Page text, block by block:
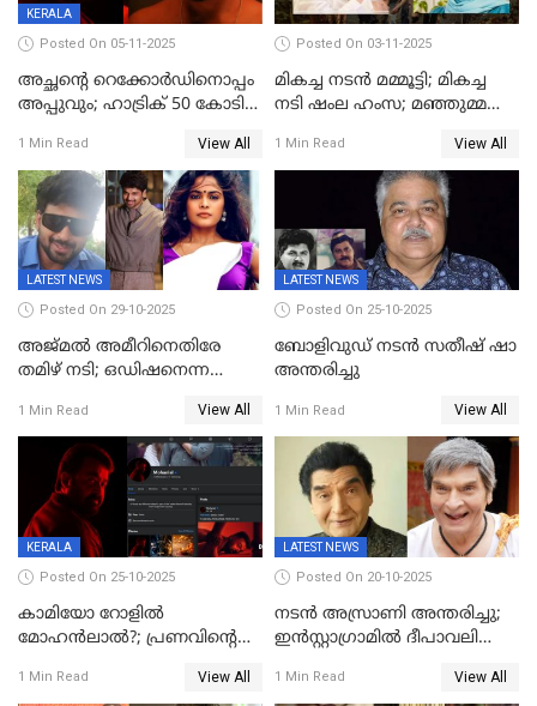
KERALA
Posted On 05-11-2025
അച്ഛന്റെ റെക്കോർഡിനൊപ്പം
അപ്പുവും; ഹാട്രിക് 50 കോടി
മോഹൻലാൽ, 'ഡീയസ്
ഈറേ' കുതിപ്പ്
1 Min Read View All
Posted On 03-11-2025
മികച്ച നടൻ മമ്മൂട്ടി; മികച്ച
നടി ഷംല ഹംസ; മഞ്ഞുമ്മൽ
1 Min Read View All
LATEST NEWS
Posted On 29-10-2025
അജ്മല്‍ അമീറിനെതിരേ
തമിഴ് നടി; ഒഡിഷനെന്ന
വിളിച്ചു, മോശം പെരുമാറ്റം
1 Min Read View All
LATEST NEWS
Posted On 25-10-2025
ബോളിവുഡ് നടൻ സതീഷ് ഷാ
അന്തരിച്ചു
1 Min Read View All
KERALA
Posted On 25-10-2025
കാമിയോ റോളിൽ
മോഹൻലാൽ?; പ്രണവിന്റെ
പിന്നാലെ ഡിപി; ചർച്ചയായി
1 Min Read View All
LATEST NEWS
Posted On 20-10-2025
നടന്‍ അസ്രാണി അന്തരിച്ചു;
ഇന്‍‌സ്റ്റാഗ്രാമില്‍ ദീപാവലി
മണിക്കൂറുകള്‍ക്കകം
1 Min Read View All